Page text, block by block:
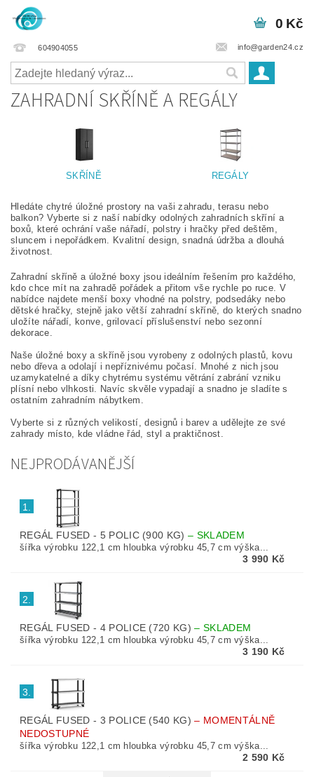
604904055 info@garden24.cz
0 Kč
ZAHRADNÍ SKŘÍNĚ A REGÁLY
SKŘÍNĚ REGÁLY
Hledáte chytré úložné prostory na vaši zahradu, terasu nebo
balkon? Vyberte si z naší nabídky odolných zahradních skříní a
boxů, které ochrání vaše nářadí, polstry i hračky před deštěm,
sluncem i nepořádkem. Kvalitní design, snadná údržba a dlouhá
životnost.
Zahradní skříně a úložné boxy jsou ideálním řešením pro každého,
kdo chce mít na zahradě pořádek a přitom vše rychle po ruce. V
nabídce najdete menší boxy vhodné na polstry, podsedáky nebo
dětské hračky, stejně jako větší zahradní skříně, do kterých snadno
uložíte nářadí, konve, grilovací příslušenství nebo sezonní
dekorace.
Naše úložné boxy a skříně jsou vyrobeny z odolných plastů, kovu
nebo dřeva a odolají i nepříznivému počasí. Mnohé z nich jsou
uzamykatelné a díky chytrému systému větrání zabrání vzniku
plísní nebo vlhkosti. Navíc skvěle vypadají a snadno je sladíte s
ostatním zahradním nábytkem.
Vyberte si z různých velikostí, designů i barev a udělejte ze své
zahrady místo, kde vládne řád, styl a praktičnost.
NEJPRODÁVANĚJŠÍ
1.
REGÁL FUSED - 5 POLIC (900 KG)– SKLADEM
šířka výrobku 122,1 cm hloubka výrobku 45,7 cm výška...
3 990 Kč
2.
REGÁL FUSED - 4 POLICE (720 KG)–SKLADEM
šířka výrobku 122,1 cm hloubka výrobku 45,7 cm výška...
3 190 Kč
3.
REGÁL FUSED - 3 POLICE (540 KG)– MOMENTÁLNĚ
NEDOSTUPNÉ
šířka výrobku 122,1 cm hloubka výrobku 45,7 cm výška...
2 590 Kč